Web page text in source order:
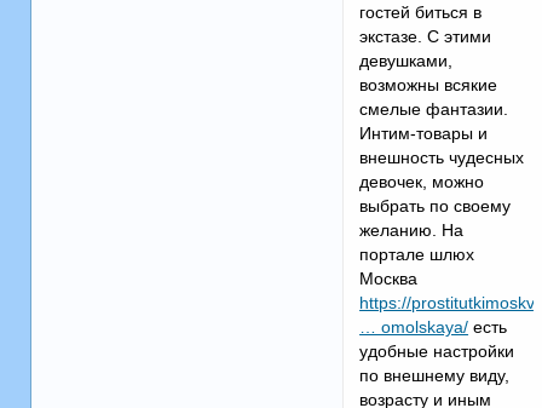
гостей биться в
экстазе. С этими
девушками,
возможны всякие
смелые фантазии.
Интим-товары и
внешность чудесных
девочек, можно
выбрать по своему
желанию. На
портале шлюх
Москва
https://
… omolskaya/ есть
удобные настройки
по внешнему виду,
возрасту и иным